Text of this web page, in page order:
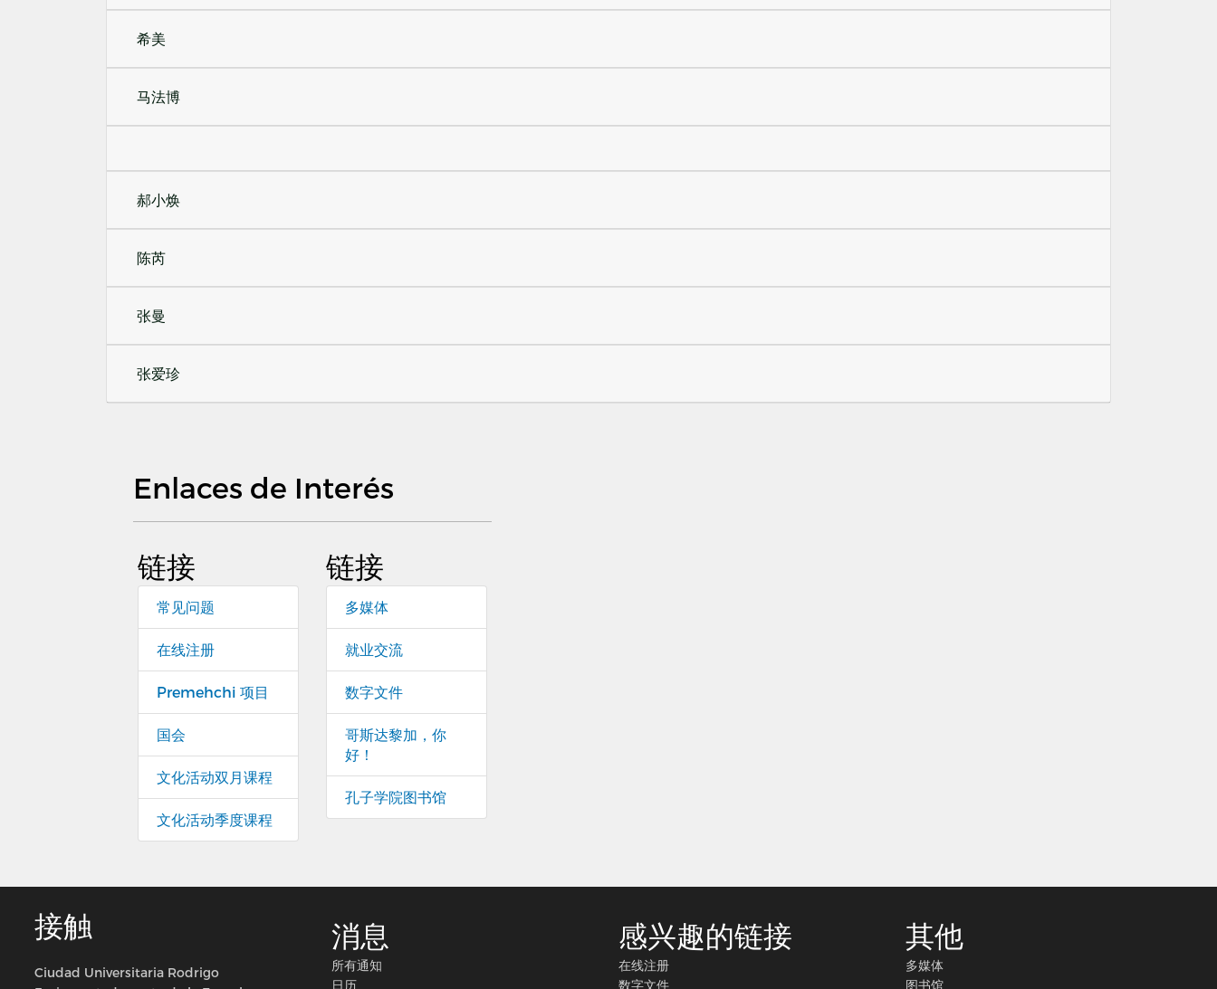
希美
马法博
郝小焕
陈芮
张曼
张爱珍
Enlaces de Interés
链接
常见问题
在线注册
Premehchi 项目
国会
文化活动双月课程
文化活动季度课程
链接
多媒体
就业交流
数字文件
哥斯达黎加，你
好！
孔子学院图书馆
接触
Ciudad Universitaria Rodrigo
消息
所有通知
日历
感兴趣的链接
在线注册
数字文件
其他
多媒体
图书馆